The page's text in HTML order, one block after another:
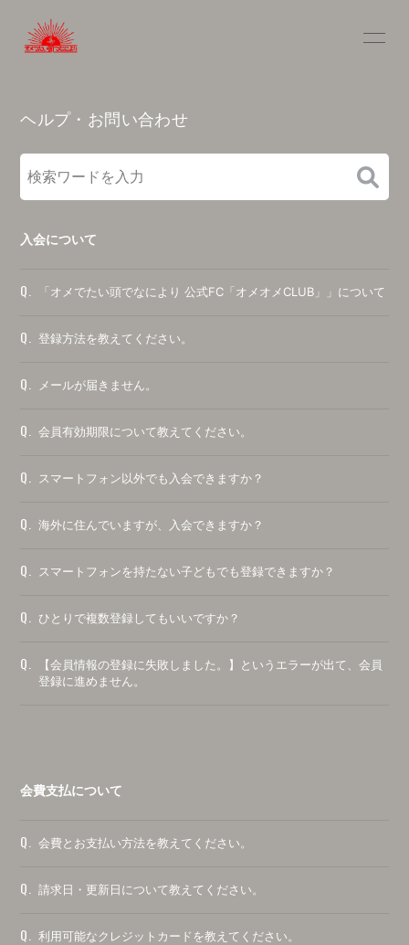
N
ログイン
ヘルプ・お問い合わせ
入会について
Q. 「オメでたい頭でなにより 公式FC「オメオメCLUB」」について
Q. 登録方法を教えてください。
Q. メールが届きません。
Q. 会員有効期限について教えてください。
Q. スマートフォン以外でも入会できますか？
Q. 海外に住んでいますが、入会できますか？
Q. スマートフォンを持たない子どもでも登録できますか？
Q. ひとりで複数登録してもいいですか？
Q.
【会員情報の登録に失敗しました。】というエラーが出て、会員
登録に進めません。
会費支払について
Q. 会費とお支払い方法を教えてください。
Q. 請求日・更新日について教えてください。
Q. 利用可能なクレジットカードを教えてください。